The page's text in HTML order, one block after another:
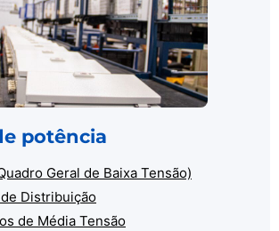
potência
Geral de Baixa Tensão)
Distribuição
de Média Tensão